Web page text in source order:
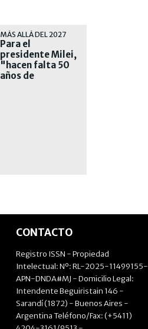
MÁS ALLÁ DEL 2027
Para el
presidente Milei,
"hacen falta 50
años de
CONTACTO
Registro ISSN - Propiedad
Intelectual: Nº: RL-2025-11499155-
APN-DNDA#MJ - Domicilio Legal:
Intendente Beguiristain 146 -
Sarandí (1872) - Buenos Aires -
Argentina Teléfono/Fax: (+5411)